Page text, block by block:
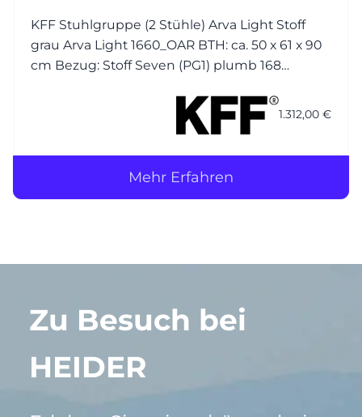
KFF Stuhlgruppe (2 Stühle) Arva Light Stoff
grau Arva Light 1660_OAR BTH: ca. 50 x 61 x 90
cm Bezug: Stoff Seven (PG1) plumb 168
Nähte jeweils Ton in Ton Gestell (4-Fuss): M23
1.312,00 €
Mehr Erfahren
Zu Besuch bei
HEIDER